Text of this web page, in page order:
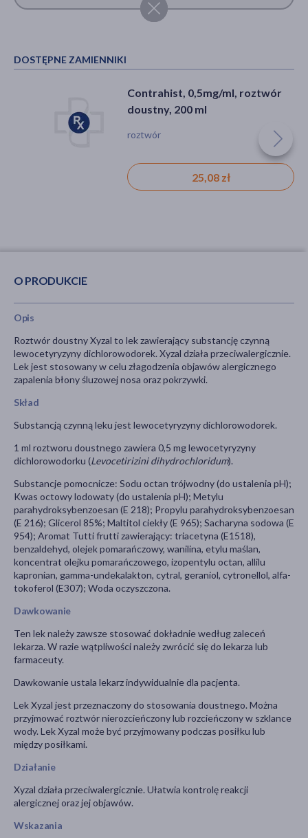
DOSTĘPNE ZAMIENNIKI
Contrahist, 0,5mg/ml, roztwór
doustny, 200 ml
roztwór
25,08 zł
O PRODUKCIE
Opis
Roztwór doustny Xyzal to lek zawierający substancję czynną
lewocetyryzyny dichlorowodorek. Xyzal działa przeciwalergicznie.
Lek jest stosowany w celu złagodzenia objawów alergicznego
zapalenia błony śluzowej nosa oraz pokrzywki.
Skład
Substancją czynną leku jest lewocetyryzyny dichlorowodorek.
1 ml roztworu doustnego zawiera 0,5 mg lewocetyryzyny
dichlorowodorku (Levocetirizini dihydrochloridum).
Substancje pomocnicze: Sodu octan trójwodny (do ustalenia pH);
Kwas octowy lodowaty (do ustalenia pH); Metylu
parahydroksybenzoesan (E 218); Propylu parahydroksybenzoesan
(E 216); Glicerol 85%; Maltitol ciekły (E 965); Sacharyna sodowa (E
954); Aromat Tutti frutti zawierający: triacetyna (E1518),
benzaldehyd, olejek pomarańczowy, wanilina, etylu maślan,
koncentrat olejku pomarańczowego, izopentylu octan, allilu
kapronian, gamma-undekalakton, cytral, geraniol, cytronellol, alfa-
tokoferol (E307); Woda oczyszczona.
Dawkowanie
Ten lek należy zawsze stosować dokładnie według zaleceń
lekarza. W razie wątpliwości należy zwrócić się do lekarza lub
farmaceuty.
Dawkowanie ustala lekarz indywidualnie dla pacjenta.
Lek Xyzal jest przeznaczony do stosowania doustnego. Można
przyjmować roztwór nierozcieńczony lub rozcieńczony w szklance
wody. Lek Xyzal może być przyjmowany podczas posiłku lub
między posiłkami.
Działanie
Xyzal działa przeciwalergicznie. Ułatwia kontrolę reakcji
alergicznej oraz jej objawów.
Wskazania